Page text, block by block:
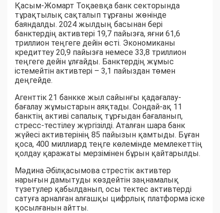
Қасым-Жомарт Тоқаевқа банк секторында
тұрақтылық сақталып тұрғаны жөнінде
баяндалды. 2024 жылдың басынан бері
банктердің активтері 19,7 пайызға, яғни 61,6
триллион теңгеге дейін өсті. Экономиканы
кредиттеу 20,9 пайызға немесе 33,8 триллион
теңгеге дейін ұлғайды. Банктердің жұмыс
істемейтін активтері – 3,1 пайыздан төмен
деңгейде.
Агенттік 21 банкке жыл сайынғы қадағалау-
бағалау жұмыстарын аяқтады. Сондай-ақ 11
банктің активі сапалық тұрғыдан бағаланып,
стресс-тестілеу жүргізілді. Аталған шара банк
жүйесі активтерінің 85 пайызын қамтыды. Бұған
қоса, 400 миллиард теңге көлемінде мемлекеттің
қолдау қаражаты мерзімінен бұрын қайтарылды.
Мәдина Әбілқасымова стрестік активтер
нарығын дамытуды көздейтін заңнамалық
түзетулер қабылданып, осы тектес активтерді
сатуға арналған алғашқы цифрлық платформа іске
қосылғанын айтты.